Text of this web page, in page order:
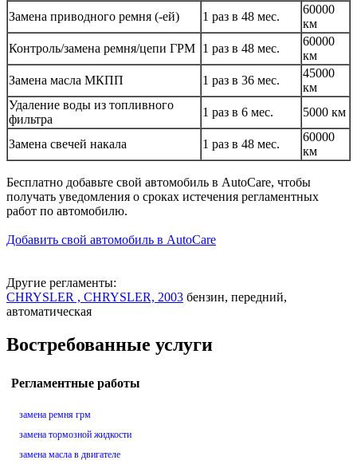
Замена приводного ремня (-ей)
1 раз в 48 мес.
60000
км
Контроль/замена ремня/цепи ГРМ 1 раз в 48 мес.
60000
км
Замена масла МКПП
1 раз в 36 мес.
45000
км
Удаление воды из топливного
фильтра
1 раз в 6 мес. 5000 км
Замена свечей накала 1 раз в 48 мес.
60000
км
Бесплатно добавьте свой автомобиль в AutoCare, чтобы
получать уведомления о сроках истечения регламентных
работ по автомобилю.
Добавить свой автомобиль в AutoCare
Другие регламенты:
CHRYSLER , CHRYSLER, 2003 бензин, передний,
автоматическая
Востребованные услуги
Регламентные работы
замена ремня грм
замена тормозной жидкости
замена масла в двигателе